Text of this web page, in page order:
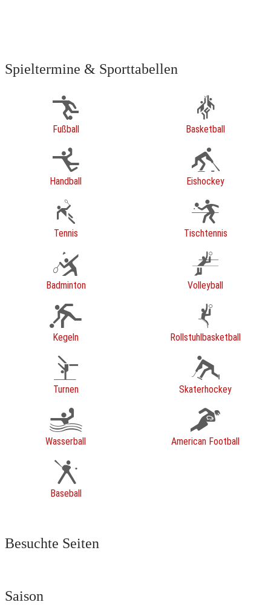
Spieltermine & Sporttabellen
Fußball Basketball
Handball Eishockey
Tennis Tischtennis
Badminton Volleyball
Kegeln Rollstuhlbasketball
Turnen Skaterhockey
Wasserball American Football
Baseball
Besuchte Seiten
Saison